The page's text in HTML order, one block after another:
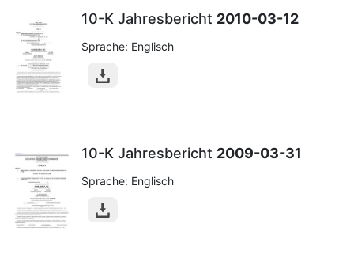
10-K Jahresbericht 2010-03-12
Sprache: Englisch
10-K Jahresbericht 2009-03-31
Sprache: Englisch